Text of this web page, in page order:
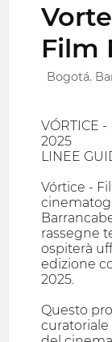
Film
Bogotá.
VÓRTICE -
2025
LINEE
Vórtice -
rassegne
ospiterà
edizione
2025.
Questo